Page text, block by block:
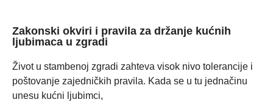
Zakonski okviri i pravila za držanje kućnih
ljubimaca u zgradi
Život u stambenoj zgradi zahteva visok nivo tolerancije i
poštovanje zajedničkih pravila. Kada se u tu jednačinu
unesu kućni ljubimci,